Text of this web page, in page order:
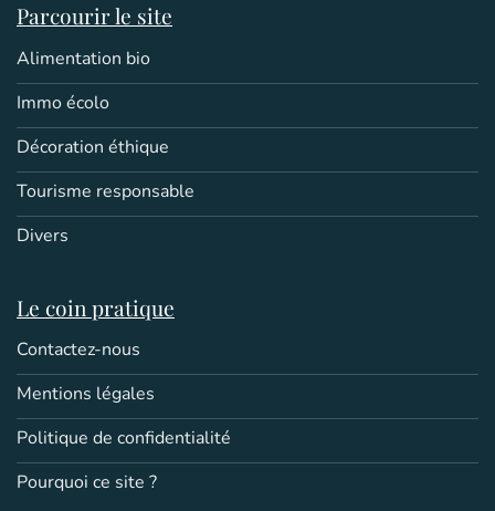
Parcourir le site
Alimentation bio
Immo écolo
Décoration éthique
Tourisme responsable
Divers
Le coin pratique
Contactez-nous
Mentions légales
Politique de confidentialité
Pourquoi ce site ?